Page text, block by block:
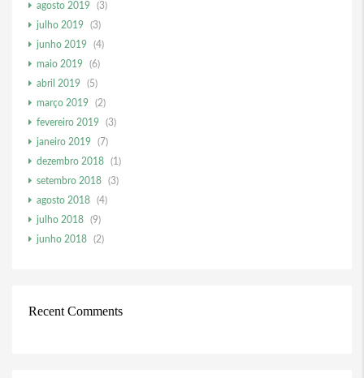
agosto 2019
(3)
julho 2019
(3)
junho 2019
(4)
maio 2019
(6)
abril 2019
(5)
março 2019
(2)
fevereiro 2019
(3)
janeiro 2019
(7)
dezembro 2018
(1)
setembro 2018
(3)
agosto 2018
(4)
julho 2018
(9)
junho 2018
(2)
Recent Comments